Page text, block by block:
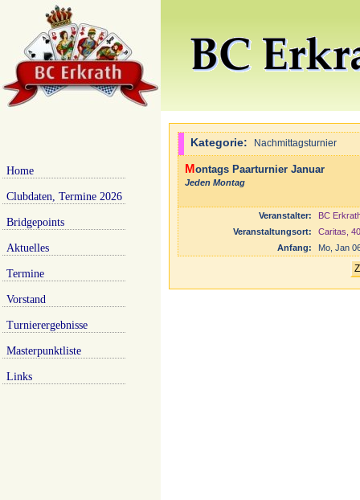
Home
Clubdaten, Termine 2026
Bridgepoints
Aktuelles
Termine
Vorstand
Turnierergebnisse
Masterpunktliste
Links
Kategorie: Nachmittagsturnier
Montags Paarturnier Januar
Jeden Montag
Veranstalter:
BC
Veranstaltungsort:
Caritas,
Anfang:
Mo, Jan